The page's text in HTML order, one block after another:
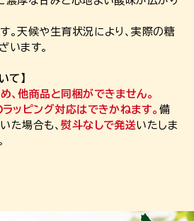
。天候や生育状況により、実際の糖
います。
て】
、他商品と同梱ができません。
ラッピング対応はできかねます。 備
た場合も、熨斗なしで発送いたしま